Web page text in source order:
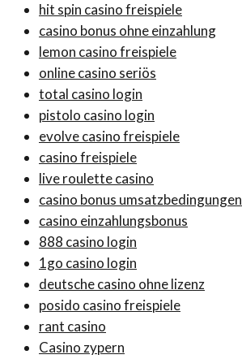
hit spin casino freispiele
casino bonus ohne einzahlung
lemon casino freispiele
online casino seriös
total casino login
pistolo casino login
evolve casino freispiele
casino freispiele
live roulette casino
casino bonus umsatzbedingungen
casino einzahlungsbonus
888 casino login
1go casino login
deutsche casino ohne lizenz
posido casino freispiele
rant casino
Casino zypern